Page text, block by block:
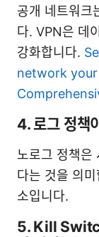
공개 네트워크
다. VPN은 데
강화합니다.
network
4. 로그 정책
노로그 정책은
다는 것을 의
소입니다.
5. Kill